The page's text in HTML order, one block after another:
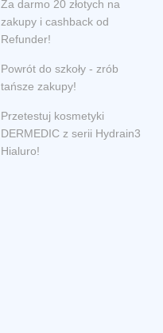
Za darmo 20 złotych na
zakupy i cashback od
Refunder!
Powrót do szkoły - zrób
tańsze zakupy!
Przetestuj kosmetyki
DERMEDIC z serii Hydrain3
Hialuro!